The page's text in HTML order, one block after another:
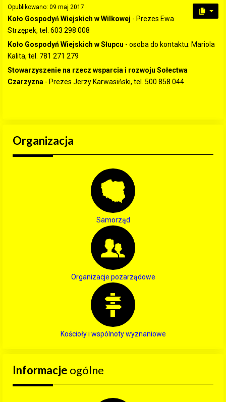
Opublikowano: 09 maj 2017
Koło Gospodyń Wiejskich w Wilkowej - Prezes Ewa
Strzępek, tel. 603 298 008
Koło Gospodyń Wiejskich w Słupcu - osoba do kontaktu: Mariola
Kalita, tel. 781 271 279
Stowarzyszenie na rzecz wsparcia i rozwoju Sołectwa
Czarzyzna - Prezes Jerzy Karwasiński, tel. 500 858 044
Organizacja
Samorząd
Organizacje pozarządowe
Kościoły i wspólnoty wyznaniowe
Informacje ogólne